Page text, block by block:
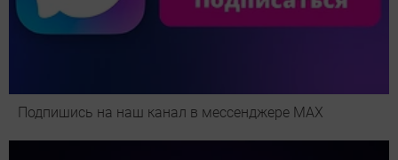
Подпишись на наш канал в мессенджере МАХ